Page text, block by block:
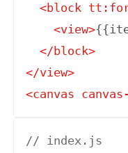
<block
<view>
</ block>
</view>
<canvas
// index.js